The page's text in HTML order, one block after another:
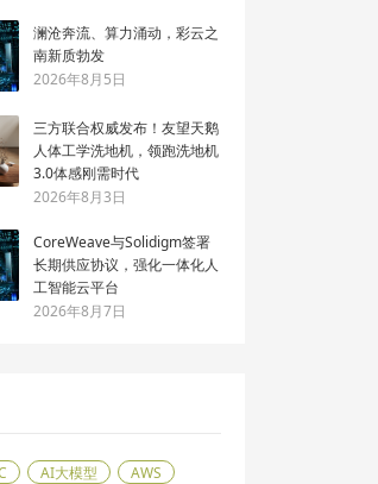
澜沧奔流、算力涌动，彩云之
南新质勃发
2026年8月5日
三方联合权威发布！友望天鹅
人体工学洗地机，领跑洗地机
3.0体感刚需时代
2026年8月3日
CoreWeave与Solidigm签署
长期供应协议，强化一体化人
工智能云平台
2026年8月7日
AI大模型
AWS